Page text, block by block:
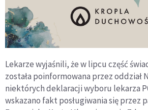
Lekarze wyjaśnili, że w lipcu część
została poinformowana przez oddział
niektórych deklaracji wyboru lekarza
wskazano fakt posługiwania się przez